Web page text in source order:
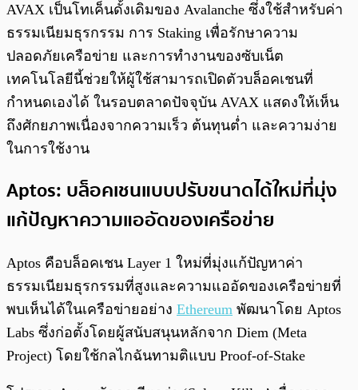
AVAX เป็นโทเค็นดั้งเดิมของ Avalanche ซึ่งใช้สำหรับค่า
ธรรมเนียมธุรกรรม การ Staking เพื่อรักษาความ
ปลอดภัยเครือข่าย และการทำงานของซับเน็ต
เทคโนโลยีนี้ช่วยให้ผู้ใช้สามารถเปิดตัวบล็อคเชนที่
กำหนดเองได้ ในรอบตลาดปัจจุบัน AVAX แสดงให้เห็น
ถึงศักยภาพเนื่องจากความเร็ว ต้นทุนต่ำ และความง่าย
ในการใช้งาน
Aptos: บล็อคเชนแบบปรับขนาดได้ใหม่ที่มุ่ง
แก้ปัญหาความแออัดของเครือข่าย
Aptos คือบล็อคเชน Layer 1 ใหม่ที่มุ่งแก้ปัญหาค่า
ธรรมเนียมธุรกรรมที่สูงและความแออัดของเครือข่ายที่
พบเห็นได้ในเครือข่ายอย่าง Ethereum พัฒนาโดย Aptos
Labs ซึ่งก่อตั้งโดยผู้สนับสนุนหลักจาก Diem (Meta
Project) โดยใช้กลไกฉันทามติแบบ Proof-of-Stake